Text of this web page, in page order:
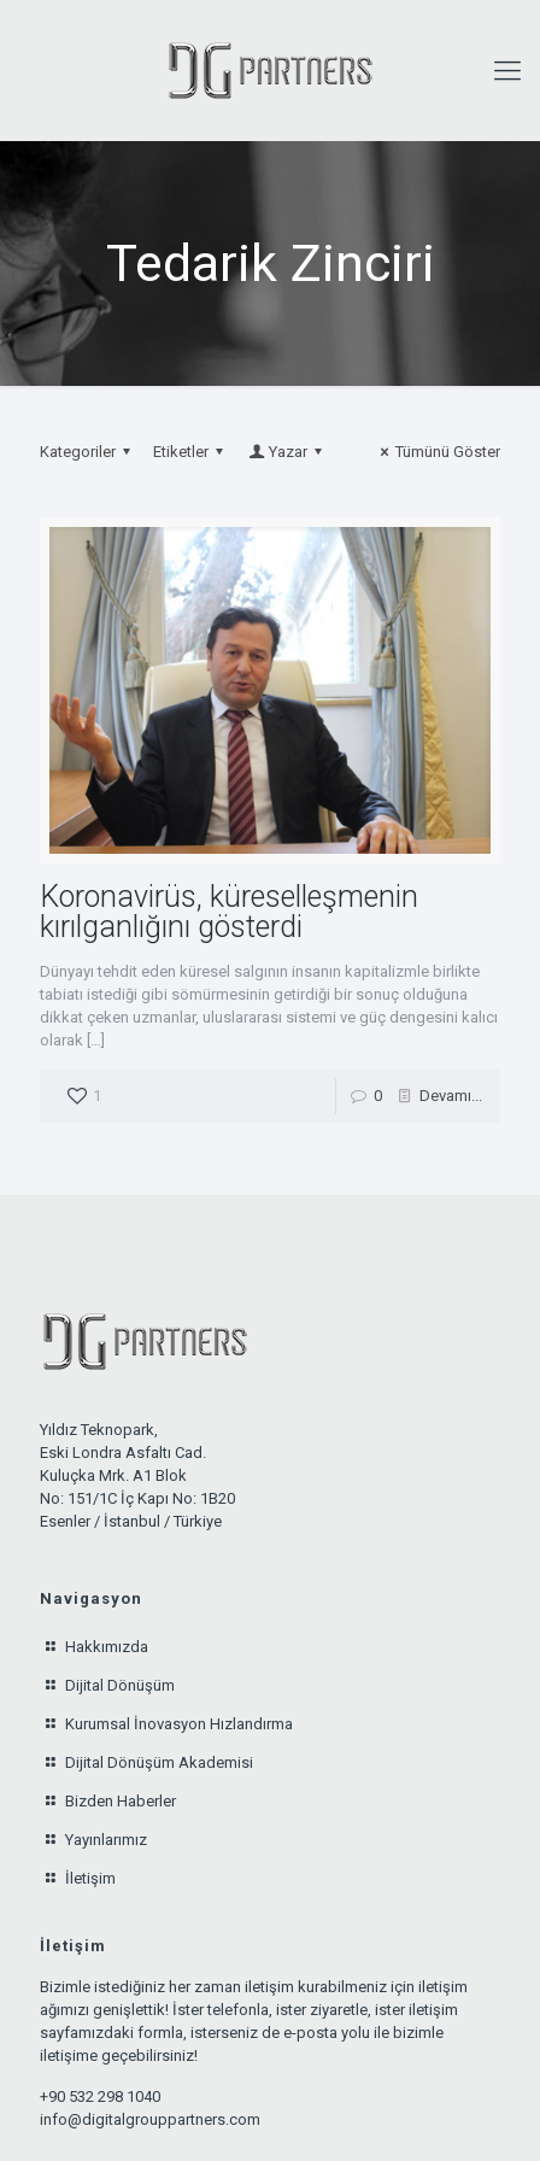
Tedarik Zinciri
Kategoriler Etiketler Yazar Tümünü Göster
Koronavirüs, küreselleşmenin
kırılganlığını gösterdi
Dünyayı tehdit eden küresel salgının insanın kapitalizmle birlikte
tabiatı istediği gibi sömürmesinin getirdiği bir sonuç olduğuna
dikkat çeken uzmanlar, uluslararası sistemi ve güç dengesini kalıcı
olarak
1 0 Devamı...
Yıldız Teknopark,
Eski Londra Asfaltı Cad.
Kuluçka Mrk. A1 Blok
No: 151/1C İç Kapı No: 1B20
Esenler / İstanbul / Türkiye
Navigasyon
Hakkımızda
Dijital Dönüşüm
Kurumsal İnovasyon Hızlandırma
Dijital Dönüşüm Akademisi
Bizden Haberler
Yayınlarımız
İletişim
İletişim
Bizimle istediğiniz her zaman iletişim kurabilmeniz için iletişim
ağımızı genişlettik! İster telefonla, ister ziyaretle, ister iletişim
sayfamızdaki formla, isterseniz de e-posta yolu ile bizimle
iletişime geçebilirsiniz!
+90 532 298 1040
info@digitalgrouppartners.com